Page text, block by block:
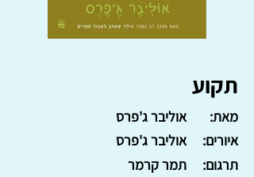
תקוע
אוליבר ג'פרס
מאת:
אוליבר ג'פרס
איורים:
תמר קרמר
תרגום: